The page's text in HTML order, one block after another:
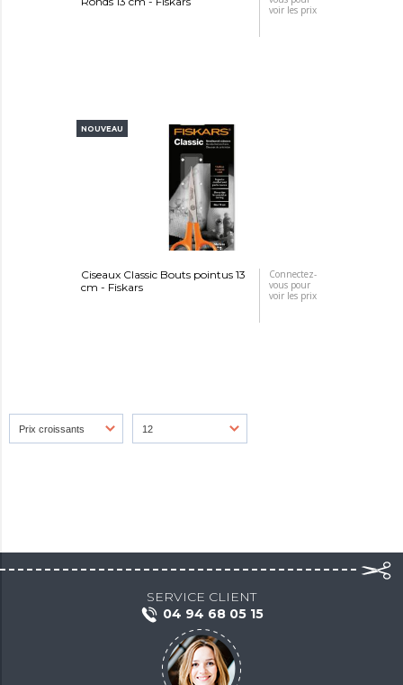
voir les prix
NOUVEAU
Ciseaux Classic Bouts pointus 13
cm - Fiskars
Connectez-
vous pour
voir les prix
SERVICE CLIENT
04 94 68 05 15